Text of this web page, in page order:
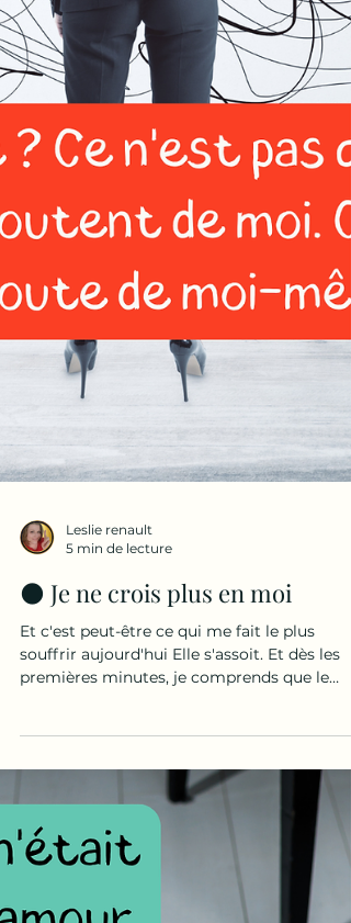
Leslie renault
🌑 Je ne crois plus en moi
Et c'est peut-être ce qui me fait le plus
souffrir aujourd'hui Elle s'assoit. Et dès les
premières minutes, je comprends que le
problème n'est pas son couple. Pas son